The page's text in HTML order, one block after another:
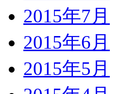
2015年7月
2015年6月
2015年5月